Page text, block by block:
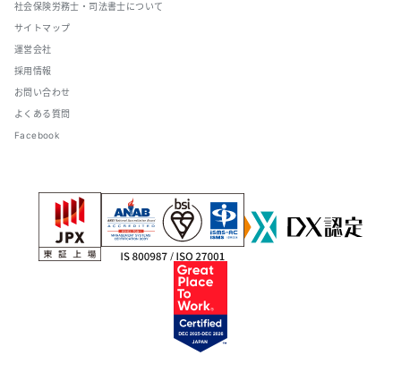
社会保険労務士・司法書士について
サイトマップ
運営会社
採用情報
お問い合わせ
よくある質問
Facebook